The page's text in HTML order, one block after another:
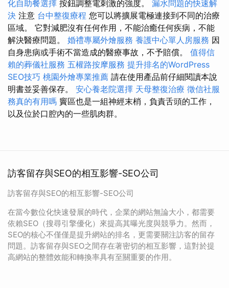
化自助餐選擇 按鈕調整電刺激的強度。 漏水問題的快速解
決 注意 台中整復療程 您可以將擴展電極連接到不同的治療
區域。 它對減肥沒有任何作用，不能治癒任何疾病，不能
解決醫療問題。 婚禮專屬外燴服務 養護中心單人房服務 因
自身患病或手術不當造成的醫療事故，不予賠償。 值得信
賴的葬儀社服務 五權路按摩服務 提升排名的WordPress
SEO技巧 桃園外燴專業推薦 請在使用產品前仔細閱讀本說
明書並妥善保存。 安心養老院選擇 天母整復治療 徵信社服
務真的有用嗎 竇區也是一組神經末梢，負責舌頭的工作，
以及位於口腔內的一些肌肉群。
訪客留存與SEO的相互影響-SEO公司
訪客留存與SEO的相互影響-SEO公司
在當今數位化快速發展的時代，企業的網站無論大小，都需要
依賴SEO（搜尋引擎優化）來提高其曝光度與競爭力。然而，
SEO的核心不僅僅是提升網站的排名，更需要關注訪客的留存
問題。訪客留存與SEO之間存在著密切的相互影響，這對於提
高網站的整體效能和轉換率具有至關重要的作用。